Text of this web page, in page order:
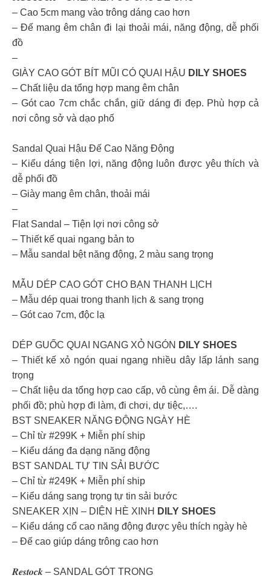
– Cao 5cm mang vào trông dáng cao hơn
– Đế mang êm chân đi lại thoải mái, năng động, dễ phối
đồ
–
GIÀY CAO GÓT BÍT MŨI CÓ QUAI HẬU DILY SHOES
– Chất liệu da tổng hợp mang êm chân
– Gót cao 7cm chắc chắn, giữ dáng đi đẹp. Phù hợp cả
nơi công sở và dạo phố
Sandal Quai Hậu Đế Cao Năng Động
– Kiểu dáng tiện lợi, năng động luôn được yêu thích và
dễ phối đồ
– Giày mang êm chân, thoải mái
–
Flat Sandal – Tiện lợi nơi công sở
– Thiết kế quai ngang bản to
– Mẫu sandal bệt năng động, 2 màu sang trọng
MẪU DÉP CAO GÓT CHO BẠN THANH LỊCH
– Mẫu dép quai trong thanh lịch & sang trọng
– Gót cao 7cm, độc lạ
DÉP GUỐC QUAI NGANG XỎ NGÓN DILY SHOES
– Thiết kế xỏ ngón quai ngang nhiều dây lấp lánh sang
trọng
– Chất liệu da tổng hợp cao cấp, vô cùng êm ái. Dễ dàng
phối đồ; phù hợp đi làm, đi chơi, dự tiệc,….
BST SNEAKER NĂNG ĐỘNG NGÀY HÈ
– Chỉ từ #299K + Miễn phí ship
– Kiểu dáng đa dạng năng động
BST SANDAL TỰ TIN SẢI BƯỚC
– Chỉ từ #249K + Miễn phí ship
– Kiểu dáng sang trọng tự tin sải bước
SNEAKER XỊN – DIỆN HÈ XINH DILY SHOES
– Kiểu dáng cổ cao năng động được yêu thích ngày hè
– Đế cao giúp dáng trông cao hơn
𝑹𝒆𝒔𝒕𝒐𝒄𝒌 – SANDAL GÓT TRONG